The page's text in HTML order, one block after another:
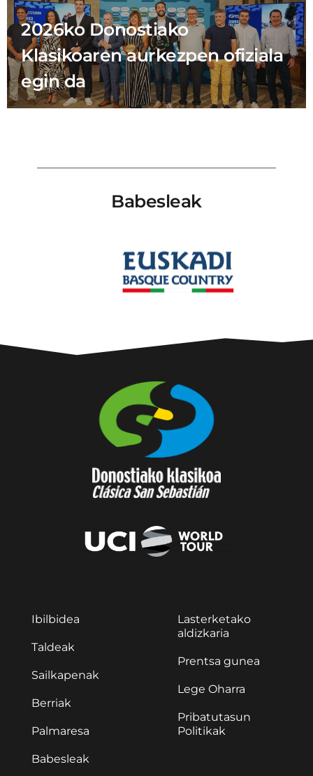
2026ko Donostiako
Klasikoaren aurkezpen ofiziala
egin da
Babesleak
Ibilbidea
Taldeak
Sailkapenak
Berriak
Palmaresa
Babesleak
Lasterketako
aldizkaria
Prentsa gunea
Lege Oharra
Pribatutasun
Politikak